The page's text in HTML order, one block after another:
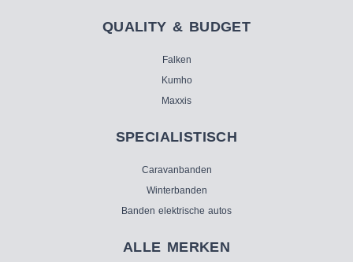
QUALITY & BUDGET
Falken
Kumho
Maxxis
SPECIALISTISCH
Caravanbanden
Winterbanden
Banden elektrische autos
ALLE MERKEN